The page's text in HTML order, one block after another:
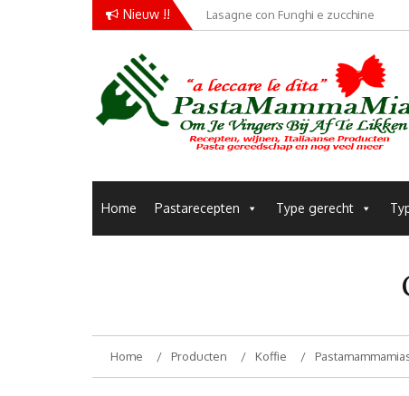
Nieuw !! Lasagne con Funghi e zucchine
Pastamammamia
Home Pastarecepten Type gerecht
Home Producten Koffie